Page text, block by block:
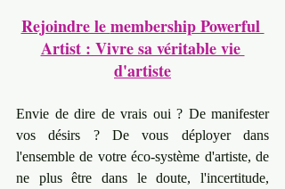
Rejoindre le membership Powerful
Artist : Vivre sa véritable vie
d'artiste
Envie de dire de vrais oui ? De manifester
vos désirs ? De vous déployer dans
l'ensemble de votre éco-système d'artiste, de
ne plus être dans le doute, l'incertitude,